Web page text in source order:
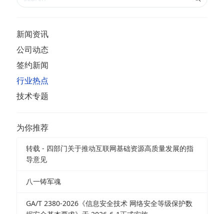
新闻资讯
公司动态
签约新闻
行业热点
技术专题
为你推荐
转载 - 四部门关于推动互联网基础资源高质量发展的指
导意见
八一铸军魂
GA/T 2380-2026《信息安全技术 网络安全等级保护数